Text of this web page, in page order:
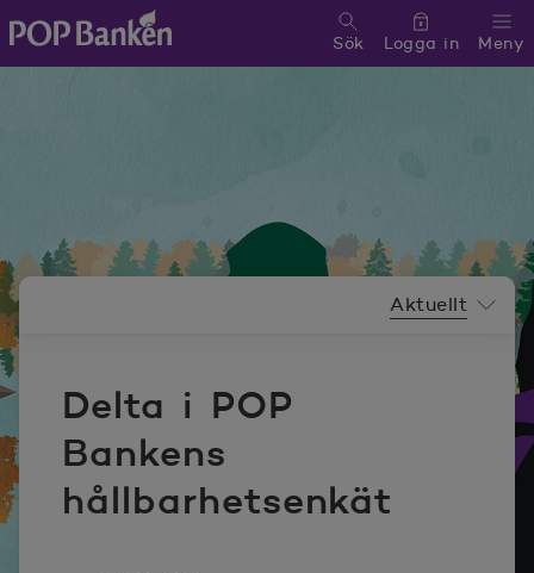
POP banken, till hemsidan
Meny
Sök Logga in
Delta i POP
Bankens
hållbarhetsenkät
Aktuellt